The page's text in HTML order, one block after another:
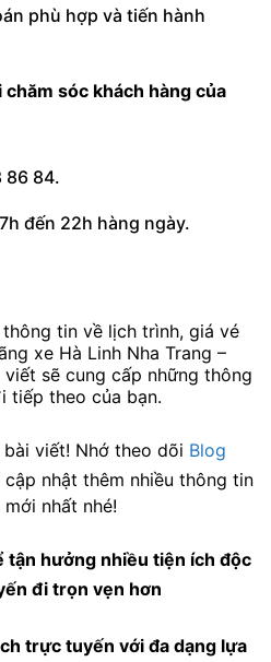
phù hợp và tiến hành
sóc khách hàng của
86 84.
đến 22h hàng ngày.
tin về lịch trình, giá vé
xe Hà Linh Nha Trang –
sẽ cung cấp những thông
tiếp theo của bạn.
viết! Nhớ theo dõi Blog
nhật thêm nhiều thông tin
mới nhất nhé!
tận hưởng nhiều tiện ích độc
đi trọn vẹn hơn
trực tuyến với đa dạng lựa